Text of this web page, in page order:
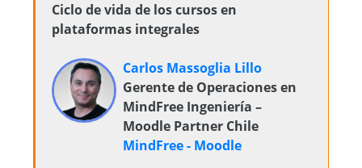
Ciclo de vida de los cursos en
plataformas integrales
Carlos Massoglia Lillo
Gerente de Operaciones en
MindFree Ingeniería –
Moodle Partner Chile
MindFree - Moodle